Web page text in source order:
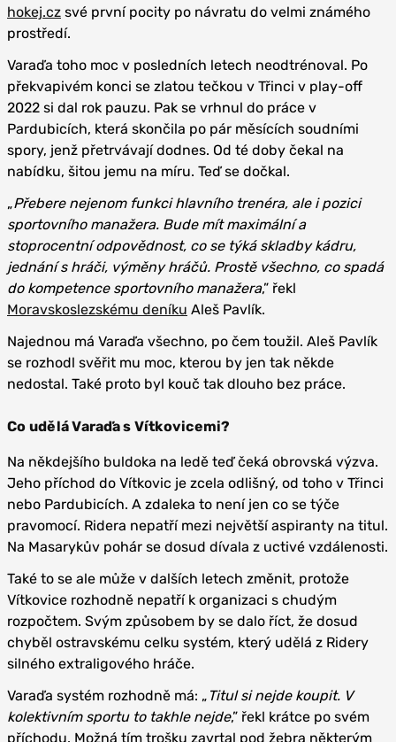
hokej.cz své první pocity po návratu do velmi známého
prostředí.
Varaďa toho moc v posledních letech neodtrénoval. Po
překvapivém konci se zlatou tečkou v Třinci v play-off
2022 si dal rok pauzu. Pak se vrhnul do práce v
Pardubicích, která skončila po pár měsících soudními
spory, jenž přetrvávají dodnes. Od té doby čekal na
nabídku, šitou jemu na míru. Teď se dočkal.
„Přebere nejenom funkci hlavního trenéra, ale i pozici
sportovního manažera. Bude mít maximální a
stoprocentní odpovědnost, co se týká skladby kádru,
jednání s hráči, výměny hráčů. Prostě všechno, co spadá
do kompetence sportovního manažera,” řekl
Moravskoslezskému deníku Aleš Pavlík.
Najednou má Varaďa všechno, po čem toužil. Aleš Pavlík
se rozhodl svěřit mu moc, kterou by jen tak někde
nedostal. Také proto byl kouč tak dlouho bez práce.
Co udělá Varaďa s Vítkovicemi?
Na někdejšího buldoka na ledě teď čeká obrovská výzva.
Jeho příchod do Vítkovic je zcela odlišný, od toho v Třinci
nebo Pardubicích. A zdaleka to není jen co se týče
pravomocí. Ridera nepatří mezi největší aspiranty na titul.
Na Masarykův pohár se dosud dívala z uctivé vzdálenosti.
Také to se ale může v dalších letech změnit, protože
Vítkovice rozhodně nepatří k organizaci s chudým
rozpočtem. Svým způsobem by se dalo říct, že dosud
chyběl ostravskému celku systém, který udělá z Ridery
silného extraligového hráče.
Varaďa systém rozhodně má: „ Titul si nejde koupit. V
kolektivním sportu to takhle nejde,” řekl krátce po svém
příchodu. Možná tím trošku zavrtal pod žebra některým